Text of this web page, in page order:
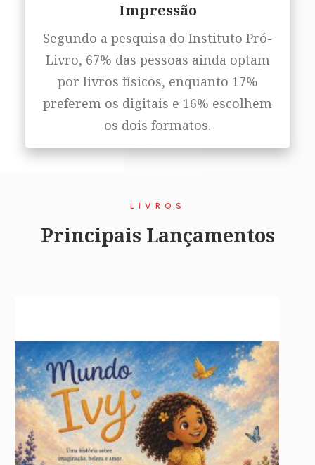
Impressão
Segundo a pesquisa do Instituto Pró-
Livro, 67% das pessoas ainda optam
por livros físicos, enquanto 17%
preferem os digitais e 16% escolhem
os dois formatos.
LIVROS
Principais Lançamentos